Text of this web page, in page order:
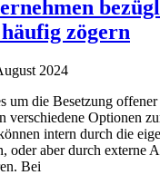
zögern
2024
um die Besetzung offener
verschiedene Optionen
intern durch die
oder aber durch externe
Bei